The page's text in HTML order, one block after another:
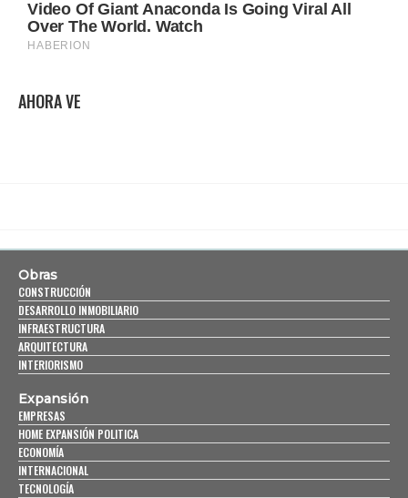
AHORA VE
Obras
CONSTRUCCIÓN
DESARROLLO INMOBILIARIO
INFRAESTRUCTURA
ARQUITECTURA
INTERIORISMO
Expansión
EMPRESAS
HOME EXPANSIÓN POLITICA
ECONOMÍA
INTERNACIONAL
TECNOLOGÍA